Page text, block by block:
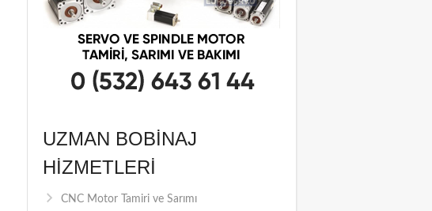
UZMAN BOBINAJ
HIZMETLERI
CNC Motor Tamiri ve Sarımı